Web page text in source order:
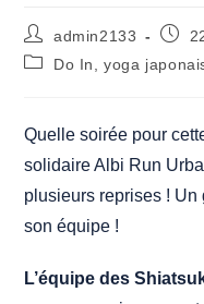
Auteur/autrice
de
la
admin2133
PostDo In, yoga
Quelle soirée pour
solidaire Albi Run
plusieurs reprises ! Un
son équipe !
L’équipe des